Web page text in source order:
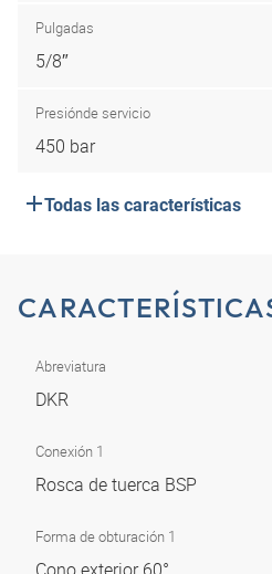
Pulgadas
5/8″
Presiónde servicio
450 bar
Todas las características
Abreviatura
DKR
Conexión 1
Rosca de tuerca BSP
Forma de obturación 1